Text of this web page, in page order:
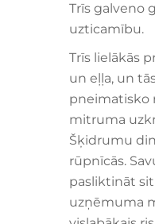
Trīs galveno
uzticamību.
Trīs lielākās
un eļļa, un
pneimatisko
mitruma
Šķidrumu
rūpnīcās.
pasliktināt
uzņēmuma